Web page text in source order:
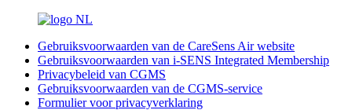
NL
Gebruiksvoorwaarden van de CareSens Air website
Gebruiksvoorwaarden van i-SENS Integrated Membership
Privacybeleid van CGMS
Gebruiksvoorwaarden van de CGMS-service
Formulier voor privacyverklaring